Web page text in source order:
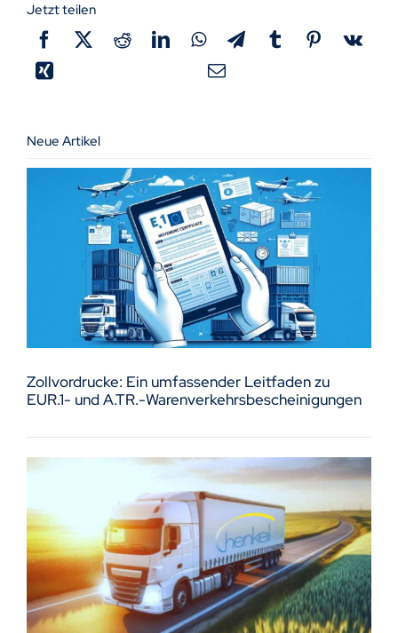
Jetzt teilen
Neue Artikel
Zollvordrucke: Ein umfassender Leitfaden zu
EUR.1- und A.TR.-Warenverkehrsbescheinigungen